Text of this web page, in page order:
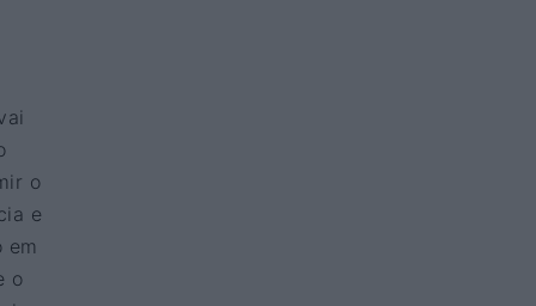
o
e
em
o